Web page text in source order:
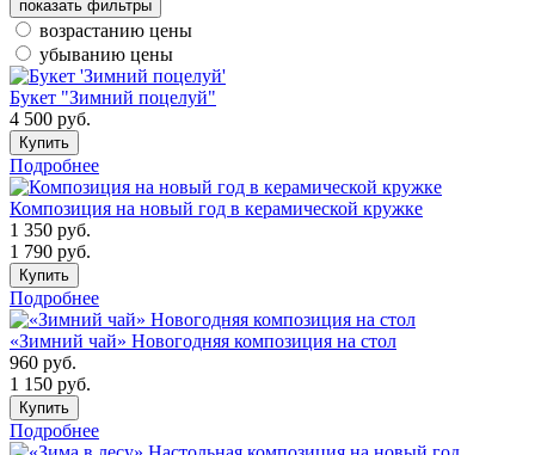
показать фильтры
возрастанию цены
убыванию цены
Букет "Зимний поцелуй"
4 500 руб.
Купить
Подробнее
Композиция на новый год в керамической кружке
1 350 руб.
1 790 руб.
Купить
Подробнее
«Зимний чай» Новогодняя композиция на стол
960 руб.
1 150 руб.
Купить
Подробнее